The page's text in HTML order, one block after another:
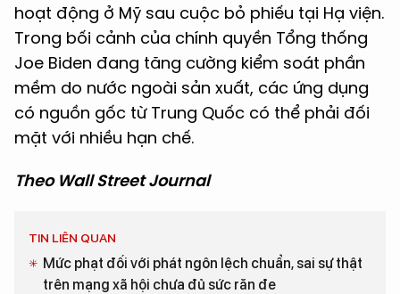
hoạt động ở Mỹ sau cuộc bỏ phiếu tại Hạ viện.
Trong bối cảnh của chính quyền Tổng thống
Joe Biden đang tăng cường kiểm soát phần
mềm do nước ngoài sản xuất, các ứng dụng
có nguồn gốc từ Trung Quốc có thể phải đối
mặt với nhiều hạn chế.
Theo Wall Street Journal
TIN LIÊN QUAN
Mức phạt đối với phát ngôn lệch chuẩn, sai sự thật
trên mạng xã hội chưa đủ sức răn đe